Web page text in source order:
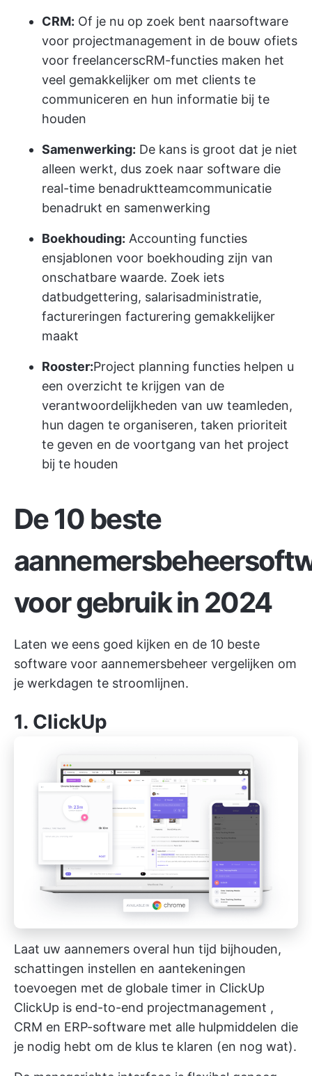
CRM: Of je nu op zoek bent naarsoftware
voor projectmanagement in de bouw ofiets
voor freelancerscRM-functies maken het
veel gemakkelijker om met clients te
communiceren en hun informatie bij te
houden
Samenwerking: De kans is groot dat je niet
alleen werkt, dus zoek naar software die
real-time benadruktteamcommunicatie
benadrukt en samenwerking
Boekhouding: Accounting functies
ensjablonen voor boekhouding zijn van
onschatbare waarde. Zoek iets
datbudgettering, salarisadministratie,
factureringen facturering gemakkelijker
maakt
Rooster:Project planning functies helpen u
een overzicht te krijgen van de
verantwoordelijkheden van uw teamleden,
hun dagen te organiseren, taken prioriteit
te geven en de voortgang van het project
bij te houden
De 10 beste
voor gebruik in 2024
Laten we eens goed kijken en de 10 beste
software voor aannemersbeheer vergelijken om
je werkdagen te stroomlijnen.
1. ClickUp
Laat uw aannemers overal hun tijd bijhouden,
schattingen instellen en aantekeningen
toevoegen met de globale timer in ClickUp
ClickUp is end-to-end projectmanagement ,
CRM en ERP-software met alle hulpmiddelen die
je nodig hebt om de klus te klaren (en nog wat).